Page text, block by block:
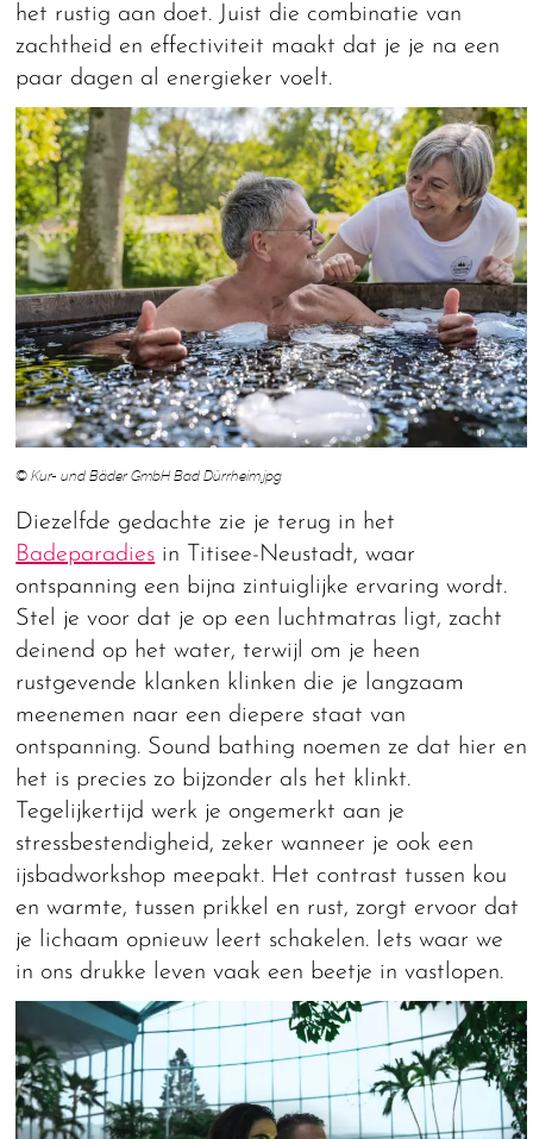
het rustig aan doet. Juist die combinatie van
zachtheid en effectiviteit maakt dat je je na een
paar dagen al energieker voelt.
© Kur- und Bäder GmbH Bad Dürrheim.jpg
Diezelfde gedachte zie je terug in het
Badeparadies in Titisee-Neustadt, waar
ontspanning een bijna zintuiglijke ervaring wordt.
Stel je voor dat je op een luchtmatras ligt, zacht
deinend op het water, terwijl om je heen
rustgevende klanken klinken die je langzaam
meenemen naar een diepere staat van
ontspanning. Sound bathing noemen ze dat hier en
het is precies zo bijzonder als het klinkt.
Tegelijkertijd werk je ongemerkt aan je
stressbestendigheid, zeker wanneer je ook een
ijsbadworkshop meepakt. Het contrast tussen kou
en warmte, tussen prikkel en rust, zorgt ervoor dat
je lichaam opnieuw leert schakelen. Iets waar we
in ons drukke leven vaak een beetje in vastlopen.